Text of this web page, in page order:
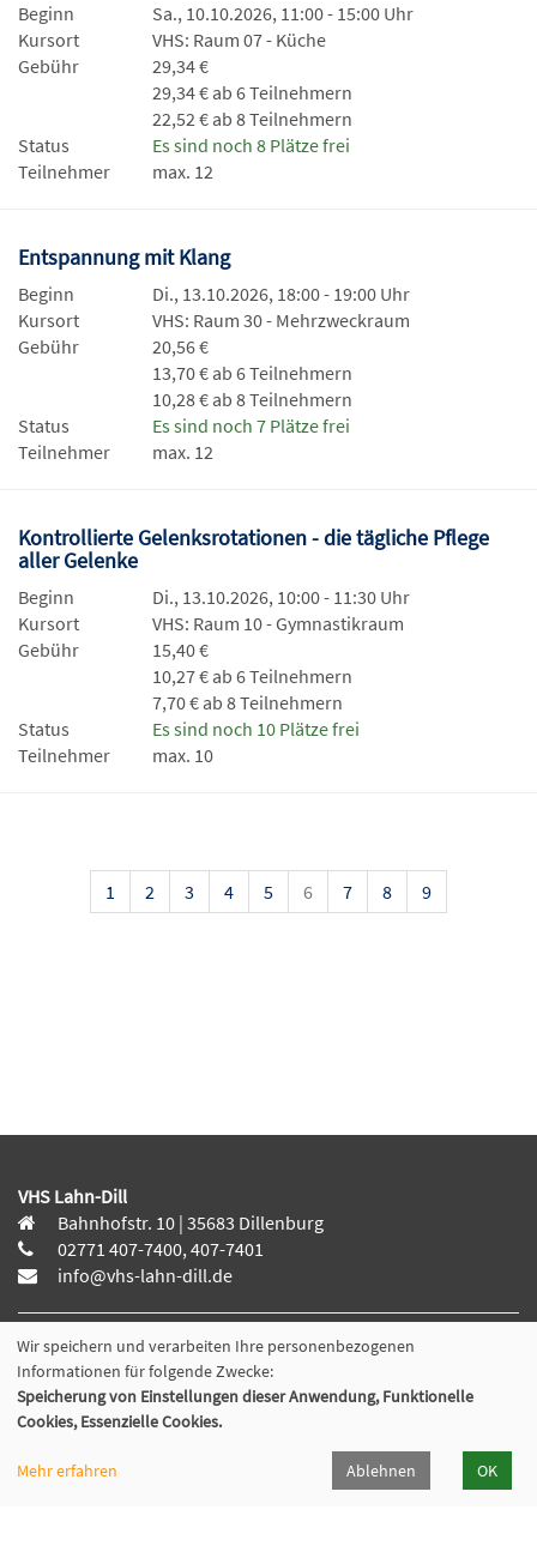
Beginn
Sa., 10.10.2026, 11:00 - 15:00 Uhr
Kursort
VHS: Raum 07 - Küche
Gebühr
29,34 €
29,34 € ab 6 Teilnehmern
22,52 € ab 8 Teilnehmern
Status
Es sind noch 8 Plätze frei
Teilnehmer
max. 12
Entspannung mit Klang
Beginn
Di., 13.10.2026, 18:00 - 19:00 Uhr
Kursort
VHS: Raum 30 - Mehrzweckraum
Gebühr
20,56 €
13,70 € ab 6 Teilnehmern
10,28 € ab 8 Teilnehmern
Status
Es sind noch 7 Plätze frei
Teilnehmer
max. 12
Kontrollierte Gelenksrotationen - die tägliche Pflege
aller Gelenke
Beginn
Di., 13.10.2026, 10:00 - 11:30 Uhr
Kursort
VHS: Raum 10 - Gymnastikraum
Gebühr
15,40 €
10,27 € ab 6 Teilnehmern
7,70 € ab 8 Teilnehmern
Status
Es sind noch 10 Plätze frei
Teilnehmer
max. 10
1 2 3 4 5 6 7 8 9
VHS Lahn-Dill
Bahnhofstr. 10 | 35683 Dillenburg
02771 407-7400, 407-7401
info@vhs-lahn-dill.de
Lahn-Dill-Kreis
VHS Siegen-Wittgenstein
Cookie Einstellungen
Wir speichern und verarbeiten Ihre personenbezogenen
Informationen für folgende Zwecke:
Speicherung von Einstellungen dieser Anwendung, Funktionelle
Cookies, Essenzielle Cookies.
Mehr erfahren Ablehnen OK